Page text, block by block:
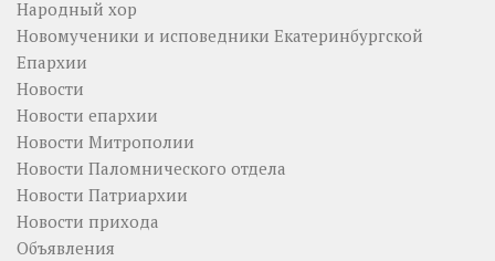
Народный хор
Новомученики и исповедники Екатеринбургской
Епархии
Новости
Новости епархии
Новости Митрополии
Новости Паломнического отдела
Новости Патриархии
Новости прихода
Объявления